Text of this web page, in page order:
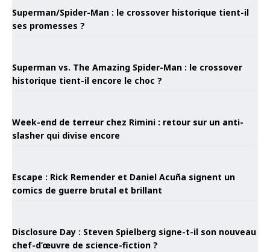
Superman/Spider-Man : le crossover historique tient-il
ses promesses ?
Superman vs. The Amazing Spider-Man : le crossover
historique tient-il encore le choc ?
Week-end de terreur chez Rimini : retour sur un anti-
slasher qui divise encore
Escape : Rick Remender et Daniel Acuña signent un
comics de guerre brutal et brillant
Disclosure Day : Steven Spielberg signe-t-il son nouveau
chef-d’œuvre de science-fiction ?